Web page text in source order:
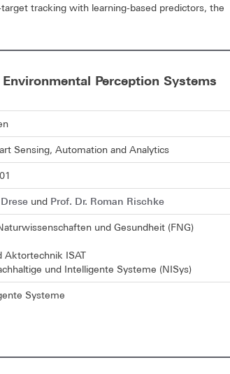
tracking with learning-based predictors, the
Perception Systems
Sensing, Automation and Analytics
und Prof. Dr. Roman Rischke
und Gesundheit (FNG)
Aktortechnik ISAT
und Intelligente Systeme (NISys)
Systeme